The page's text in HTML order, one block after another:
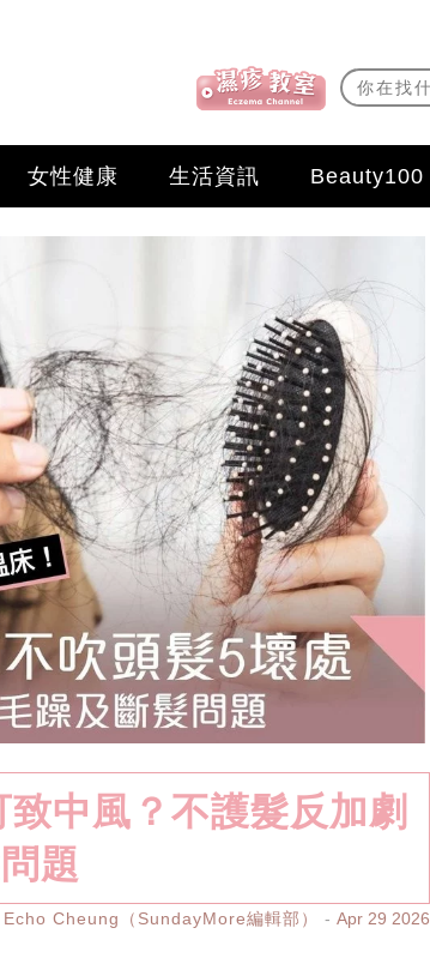
女性健康 生活資訊 Beauty100
中風？不護髮反加劇
題
Echo Cheung（SundayMore編輯部） Apr 29 2026